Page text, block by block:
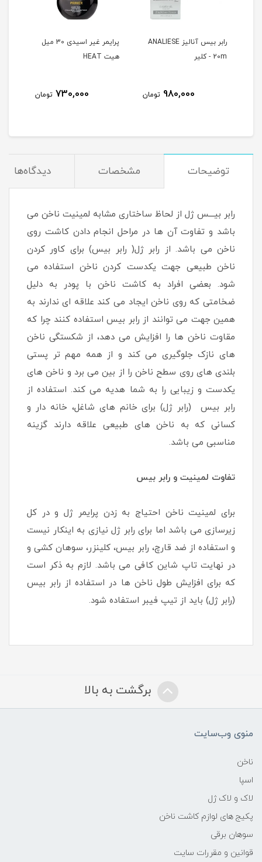
رابر بیس آنالیز ANALIESE
20m - کلیر
980,000 تومان
پرایمر غیر اسیدی 30 میل
هیت HEAT
730,000 تومان
توضیحات مشخصات دیدگاه‌ها
رابر بیـــس ژل از لحاظ ساختاری مشابه لمینیت ناخن می
باشد و تفاوت آن ها در مراحل انجام دادن کاشت روی
ناخن می باشد. از رابر ژل( رابر بیس) برای کاور کردن
ناخن طبیعی جهت یکدست کردن ناخن استفاده می
شود. بعضی افراد به کاشت ناخن با پودر به دلیل
ضخامتی که روی ناخن ایجاد می کند علاقه ای ندارند به
همین جهت می توانند از رابر بیس استفاده کنند چرا که
مقاوت ناخن ها را افزایش می دهد، از شکستگی ناخن
های نازک جلوگیری می کند و از همه مهم تر پستی
بلندی های روی سطح ناخن را از بین می برد و ناخن های
یکدست و زیبایی را به شما هدیه می کند. استفاده از
رابر بیس (رابر ژل) برای خانم های شاغل، خانه دار و
کسانی که به ناخن های طبیعی علاقه دارند گزینه
مناسبی می باشد.
تفاوت لمینیت و رابر بیس
برای لمینیت ناخن احتیاج به زدن پرایمر ژل و در کل
زیرسازی می باشد اما برای رابر ژل نیازی به اینکار نیست
و استفاده از ضد قارچ، رابر بیس، کلینزر، سوهان کشی و
در نهایت تاپ شاین کافی می باشد. لازم به ذکر است
که برای افزایش طول ناخن ها در استفاده از رابر بیس
(رابر ژل) باید از تیپ فیبر استفاده شود.
برگشت به بالا
منوی وب‌سایت
ناخن
اسپا
لاک و لاک ژل
پکیج های لوازم کاشت ناخن
سوهان برقی
قوانین و مقررات سایت